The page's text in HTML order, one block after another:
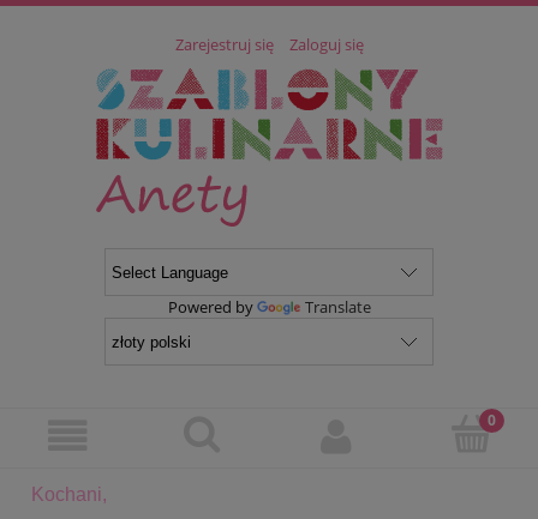
Zarejestruj się Zaloguj się
Powered by Translate
Kochani,